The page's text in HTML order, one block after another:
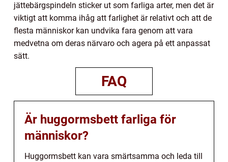
jättebärgspindeln sticker ut som farliga arter, men det är
viktigt att komma ihåg att farlighet är relativt och att de
flesta människor kan undvika fara genom att vara
medvetna om deras närvaro och agera på ett anpassat
sätt.
FAQ
Är huggormsbett farliga för
människor?
Huggormsbett kan vara smärtsamma och leda till